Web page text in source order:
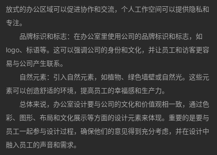
放式的办公区域可以促进协作和交流，个人工作空间可以提供隐私和
专注。
品牌标识和标志：在办公室里使用公司的品牌标识和标志，如
logo、标语等。这可以强调公司的身份和文化，并让员工和访客更容
易与公司产生联系。
自然元素：引入自然元素，如植物、绿色墙壁或自然光。这些元
素可以创造舒适的环境，提高员工的幸福感和生产力。
总体来说，办公室设计要与公司的文化和价值观相一致，通过色
彩、图形、布局和文化展示等方面的设计元素来体现。重要的是要与
员工一起参与设计过程，确保他们的意见得到充分考虑，并在设计中
融入员工的声音和需求。